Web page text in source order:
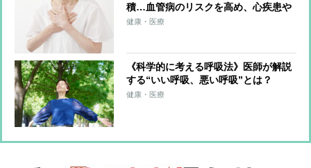
積…血管病のリスクを高め、心疾患や
糖尿病も招く“第3の脂肪”「心臓脂
健康・医療
《科学的に考える呼吸法》医師が解説
する“いい呼吸、悪い呼吸”とは？
「口呼吸」は夜間頻尿や口内炎、唇の
健康・医療